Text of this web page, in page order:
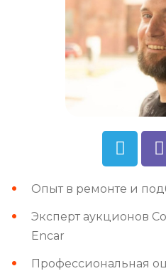
Опыт в ремонте и
Эксперт аукционов
Encar
Профессиональная